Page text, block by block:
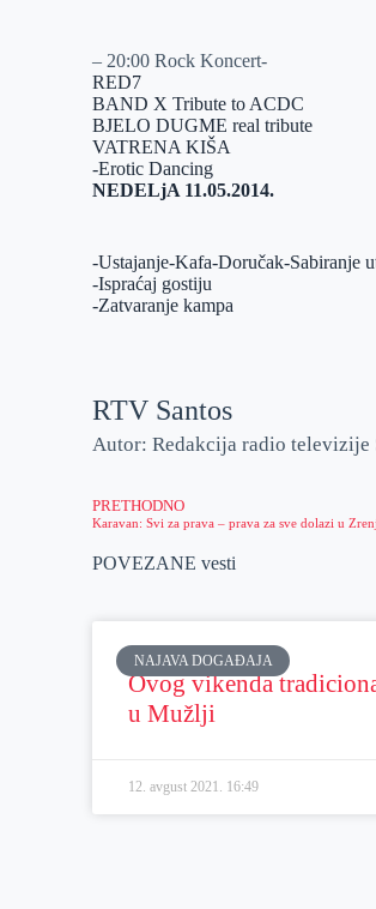
– 20:00 Rock Koncert-
RED7
BAND X Tribute to ACDC
BJELO DUGME real tribute
VATRENA KIŠA
-Erotic Dancing
NEDELjA 11.05.2014.
-Ustajanje-Kafa-Doručak-Sabiranje
-Ispraćaj gostiju
-Zatvaranje kampa
RTV Santos
Autor: Redakcija radio televizije
PRETHODNO
Karavan: Svi za prava – prava za sve dolazi u
POVEZANE vesti
NAJAVA DOGAĐAJA
Ovog vikenda
u Mužlji
12. avgust 2021. 16:49